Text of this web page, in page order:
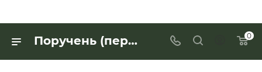
Поручень (перила) из дуба по выгодной цене - купить в «Интерьер Дом» 0